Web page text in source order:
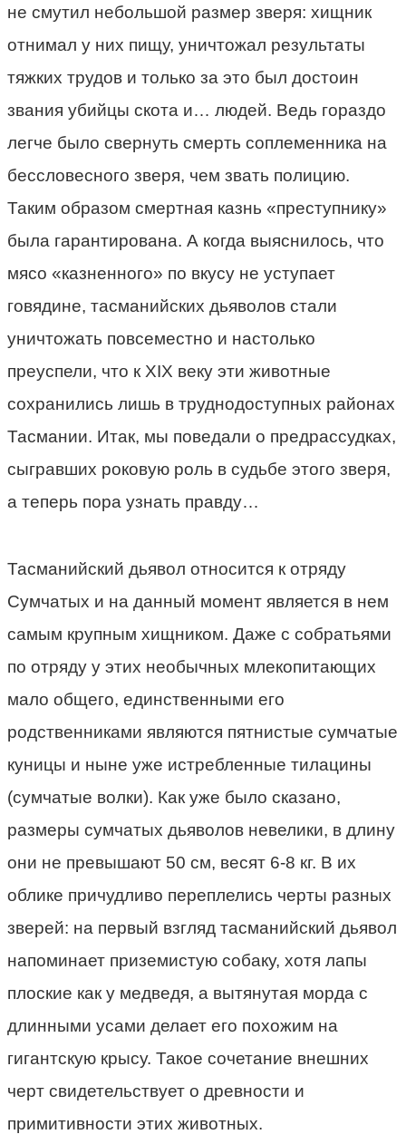
не смутил небольшой размер зверя: хищник
отнимал у них пищу, уничтожал результаты
тяжких трудов и только за это был достоин
звания убийцы скота и… людей. Ведь гораздо
легче было свернуть смерть соплеменника на
бессловесного зверя, чем звать полицию.
Таким образом смертная казнь «преступнику»
была гарантирована. А когда выяснилось, что
мясо «казненного» по вкусу не уступает
говядине, тасманийских дьяволов стали
уничтожать повсеместно и настолько
преуспели, что к XIX веку эти животные
сохранились лишь в труднодоступных районах
Тасмании. Итак, мы поведали о предрассудках,
сыгравших роковую роль в судьбе этого зверя,
а теперь пора узнать правду…
Тасманийский дьявол относится к отряду
Сумчатых и на данный момент является в нем
самым крупным хищником. Даже с собратьями
по отряду у этих необычных млекопитающих
мало общего, единственными его
родственниками являются пятнистые сумчатые
куницы и ныне уже истребленные тилацины
(сумчатые волки). Как уже было сказано,
размеры сумчатых дьяволов невелики, в длину
они не превышают 50 см, весят 6-8 кг. В их
облике причудливо переплелись черты разных
зверей: на первый взгляд тасманийский дьявол
напоминает приземистую собаку, хотя лапы
плоские как у медведя, а вытянутая морда с
длинными усами делает его похожим на
гигантскую крысу. Такое сочетание внешних
черт свидетельствует о древности и
примитивности этих животных.